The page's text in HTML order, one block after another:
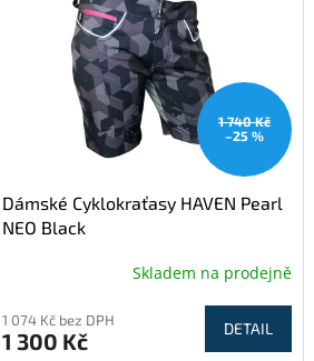
1 740 Kč
–25 %
Dámské Cyklokraťasy HAVEN Pearl
NEO Black
Skladem na prodejně
1 074 Kč bez DPH
1 300 Kč DETAIL